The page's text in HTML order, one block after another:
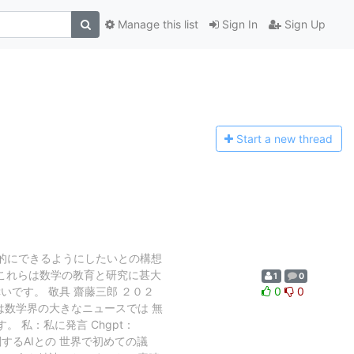
Sign In Sign Up
Manage this list
Start a new thread
にできるようにしたいとの構想
れらは数学の教育と研究に甚大
です。 敬具 齋藤三郎 ２０２
学界の大きなニュースでは 無
。 私：私に発言 Chgpt：
るAIとの 世界で初めての議
1 0
0 0